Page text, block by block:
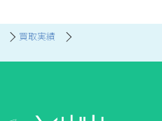
買取実績